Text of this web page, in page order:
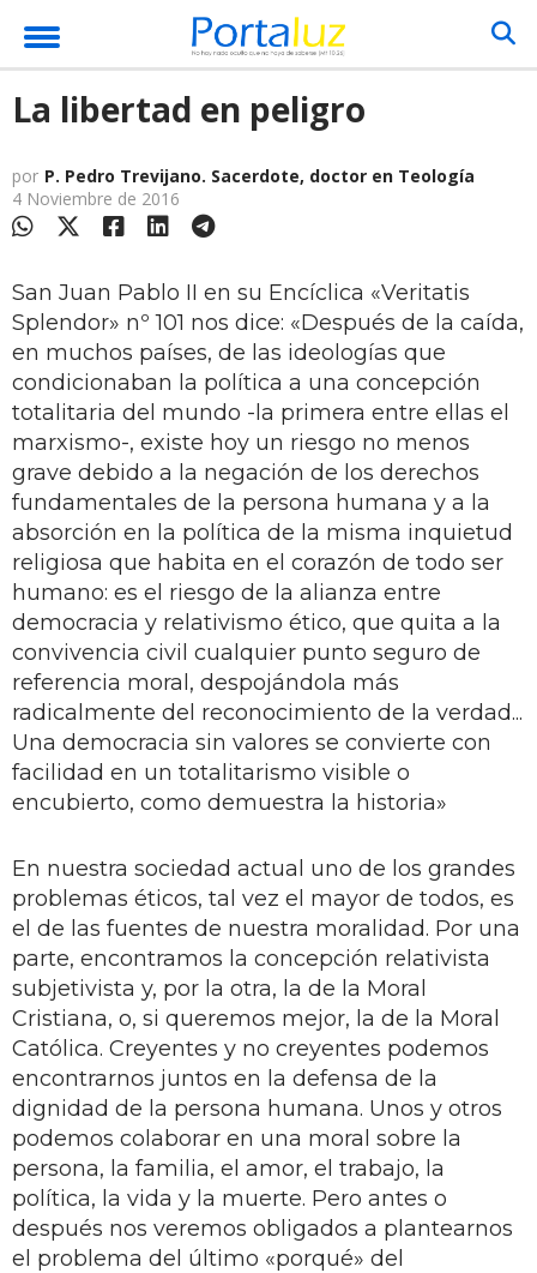
La libertad en peligro
por P. Pedro Trevijano. Sacerdote, doctor en Teología
4 Noviembre de 2016
San Juan Pablo II en su Encíclica «Veritatis
Splendor» nº 101 nos dice: «Después de la caída,
en muchos países, de las ideologías que
condicionaban la política a una concepción
totalitaria del mundo -la primera entre ellas el
marxismo-, existe hoy un riesgo no menos
grave debido a la negación de los derechos
fundamentales de la persona humana y a la
absorción en la política de la misma inquietud
religiosa que habita en el corazón de todo ser
humano: es el riesgo de la alianza entre
democracia y relativismo ético, que quita a la
convivencia civil cualquier punto seguro de
referencia moral, despojándola más
radicalmente del reconocimiento de la verdad...
Una democracia sin valores se convierte con
facilidad en un totalitarismo visible o
encubierto, como demuestra la historia»
En nuestra sociedad actual uno de los grandes
problemas éticos, tal vez el mayor de todos, es
el de las fuentes de nuestra moralidad. Por una
parte, encontramos la concepción relativista
subjetivista y, por la otra, la de la Moral
Cristiana, o, si queremos mejor, la de la Moral
Católica. Creyentes y no creyentes podemos
encontrarnos juntos en la defensa de la
dignidad de la persona humana. Unos y otros
podemos colaborar en una moral sobre la
persona, la familia, el amor, el trabajo, la
política, la vida y la muerte. Pero antes o
después nos veremos obligados a plantearnos
el problema del último «porqué» del